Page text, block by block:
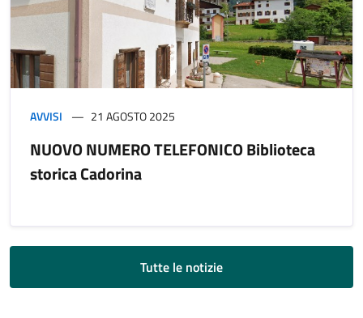
AVVISI 21 AGOSTO 2025
NUOVO NUMERO TELEFONICO Biblioteca
storica Cadorina
Tutte le notizie